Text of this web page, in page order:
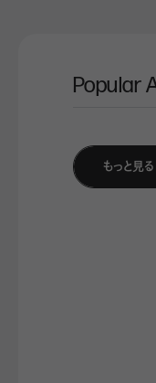
「確
山崎：「笠間
「自
視してるのか
「僕
スの充実度
Q ここ
「僕
Popular
もっと見る